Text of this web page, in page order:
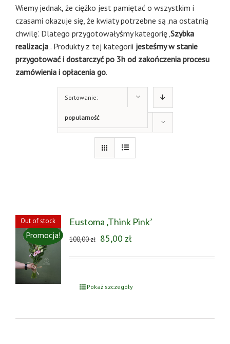
Wiemy jednak, że ciężko jest pamiętać o wszystkim i
czasami okazuje się, że kwiaty potrzebne są ‚na ostatnią
chwilę’. Dlatego przygotowałyśmy kategorię ‚Szybka
realizacja‚. Produkty z tej kategorii jesteśmy w stanie
przygotować i dostarczyć po 3h od zakończenia procesu
zamówienia i opłacenia go.
Sortowanie:
popularność
Pokaż 18 produktów
Promocja!
Out of stock Eustoma ‚Think Pink’
100,00zł 85,00 zł
Pokaż szczegóły